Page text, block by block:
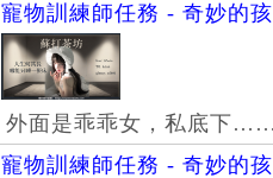
寵物訓練師任務 - 奇妙的
外面是乖乖女，私底下
寵物訓練師任務 - 奇妙的